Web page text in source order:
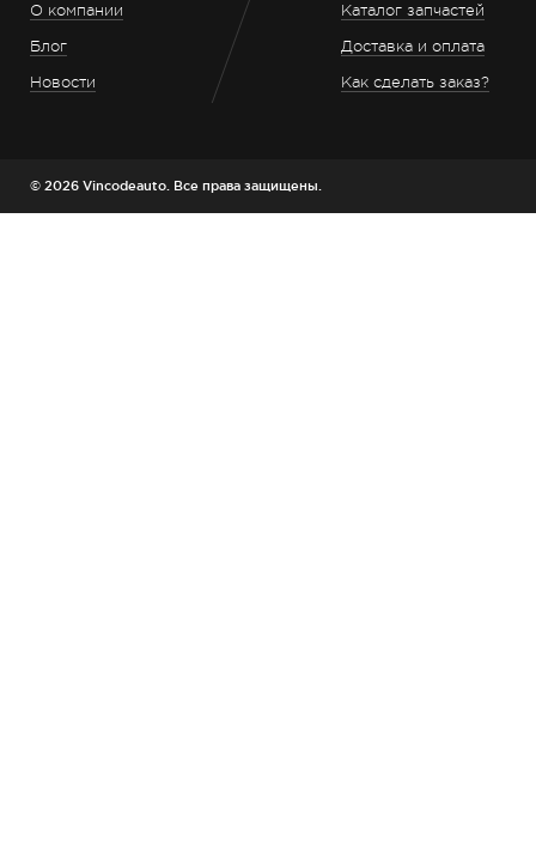
О компании
Блог
Новости
Каталог запчастей
Доставка и оплата
Как сделать заказ?
© 2026 Vincodeauto. Все права защищены.